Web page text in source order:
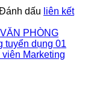
dấu liên kết
PHÒNG
tuyển dụng 01
Marketing